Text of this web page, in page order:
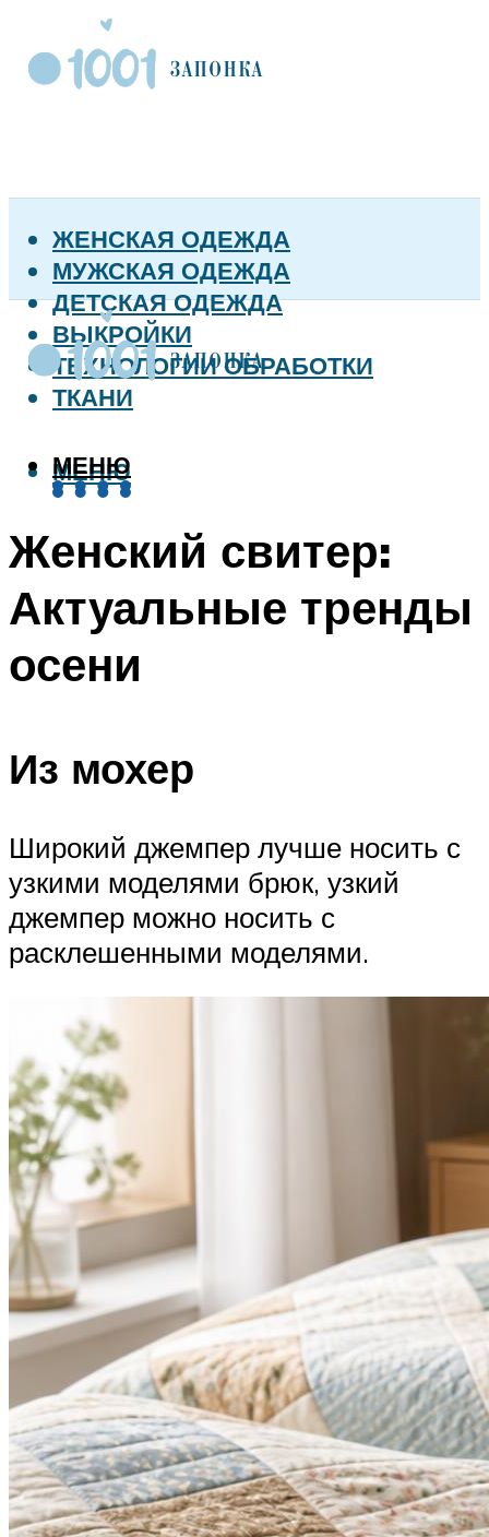
ЖЕНСКАЯ ОДЕЖДА
МУЖСКАЯ ОДЕЖДА
ДЕТСКАЯ ОДЕЖДА
ВЫКРОЙКИ
ТЕХНОЛОГИИ ОБРАБОТКИ
ТКАНИ
МЕНЮ
МЕНЮ
Женский свитер:
Актуальные тренды
осени
Из мохер
Широкий джемпер лучше носить с
узкими моделями брюк, узкий
джемпер можно носить с
расклешенными моделями.